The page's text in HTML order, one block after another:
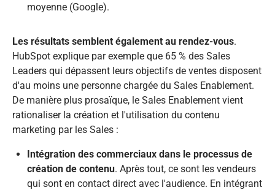
moyenne (Google).
Les résultats semblent également au rendez-vous.
HubSpot explique par exemple que 65 % des Sales
Leaders qui dépassent leurs objectifs de ventes disposent
d'au moins une personne chargée du Sales Enablement.
De manière plus prosaïque, le Sales Enablement vient
rationaliser la création et l'utilisation du contenu
marketing par les Sales :​
Intégration des commerciaux dans le processus de
création de contenu. Après tout, ce sont les vendeurs
qui sont en contact direct avec l'audience. En intégrant